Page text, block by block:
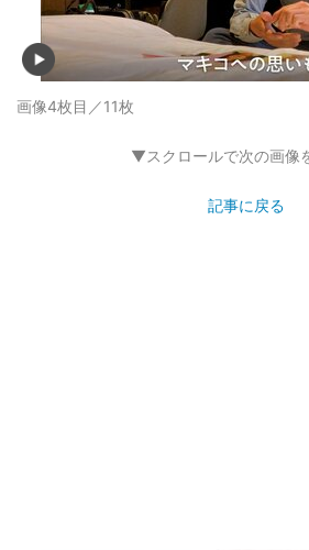
画像4枚目／11枚
▼スクロールで次の画像
記事に戻る